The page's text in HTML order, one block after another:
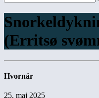
(Erritsø
Hvornår
25. maj 2025